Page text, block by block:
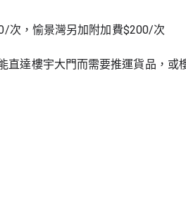
次，愉景灣另加附加費$200/次
直達樓宇大門而需要推運貨品，